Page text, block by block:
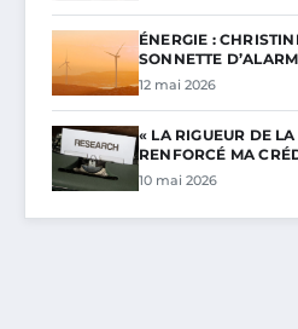
ÉNERGIE :
SONNETTE
12 mai 2026
« LA RIGUEUR DE
RENFORCÉ MA
10 mai 2026